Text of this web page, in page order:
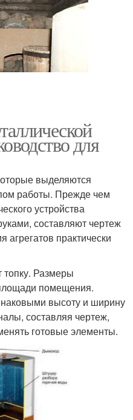
для
выделяются
работы. Прежде чем
устройства
составляют чертеж
агрегатов практически
Размеры
помещения.
высоту и ширину
составляя чертеж,
готовые элементы.